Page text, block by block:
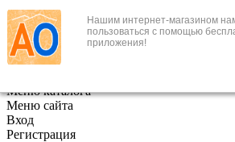
Нашим интернет-магазином
пользоваться с помощью
приложения!
+7 (495) 646-888-1
В корзине
Меню каталога
Меню сайта
Вход
Регистрация